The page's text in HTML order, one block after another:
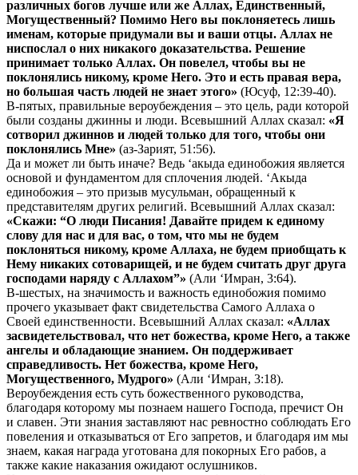
различных богов лучше или же Аллах, Единственный,
Могущественный? Помимо Него вы поклоняетесь лишь
именам, которые придумали вы и ваши отцы. Аллах не
ниспослал о них никакого доказательства. Решение
принимает только Аллах. Он повелел, чтобы вы не
поклонялись никому, кроме Него. Это и есть правая вера,
но большая часть людей не знает этого» (Юсуф, 12:39-40).
В-пятых, правильные вероубеждения – это цель, ради которой
были созданы джинны и люди. Всевышний Аллах сказал: «Я
сотворил джиннов и людей только для того, чтобы они
поклонялись Мне» (аз-Зарият, 51:56).
Да и может ли быть иначе? Ведь ‘акыда единобожия является
основой и фундаментом для сплочения людей. ‘Акыда
единобожия – это призыв мусульман, обращенный к
представителям других религий. Всевышний Аллах сказал:
«Скажи: “О люди Писания! Давайте придем к единому
слову для нас и для вас, о том, что мы не будем
поклоняться никому, кроме Аллаха, не будем приобщать к
Нему никаких сотоварищей, и не будем считать друг друга
господами наряду с Аллахом”» (Али ‘Имран, 3:64).
В-шестых, на значимость и важность единобожия помимо
прочего указывает факт свидетельства Самого Аллаха о
Своей единственности. Всевышний Аллах сказал: «Аллах
засвидетельствовал, что нет божества, кроме Него, а также
ангелы и обладающие знанием. Он поддерживает
справедливость. Нет божества, кроме Него,
Могущественного, Мудрого» (Али ‘Имран, 3:18).
Вероубеждения есть суть божественного руководства,
благодаря которому мы познаем нашего Господа, пречист Он
и славен. Эти знания заставляют нас ревностно соблюдать Его
повеления и отказываться от Его запретов, и благодаря им мы
знаем, какая награда уготована для покорных Его рабов, а
также какие наказания ожидают ослушников.